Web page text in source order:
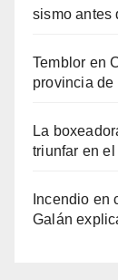
sismo antes
Temblor en
provincia de
La
triunfar en el
Incendio en
Galán